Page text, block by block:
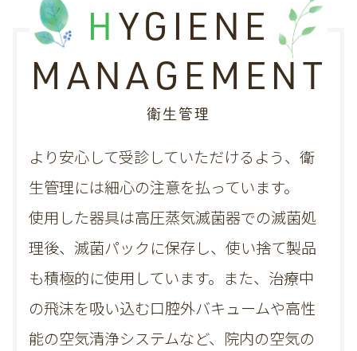
HYGIENE
MANAGEMENT
衛生管理
より安心して受診していただけるよう、衛
生管理には細心の注意を払っています。
使用した器具は高圧蒸気滅菌器での滅菌処
理後、滅菌パックに保存し、 使い捨て製品
も積極的に使用しています。また、治療中
の飛沫を吸い込む口腔外バキュームや高性
能の空気清浄システムなど、院内の空気の